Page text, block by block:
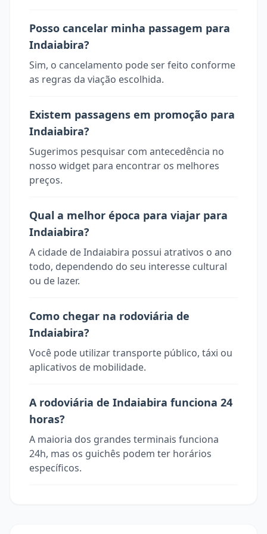
Posso cancelar minha passagem para
Indaiabira?
Sim, o cancelamento pode ser feito conforme
as regras da viação escolhida.
Existem passagens em promoção para
Indaiabira?
Sugerimos pesquisar com antecedência no
nosso widget para encontrar os melhores
preços.
Qual a melhor época para viajar para
Indaiabira?
A cidade de Indaiabira possui atrativos o ano
todo, dependendo do seu interesse cultural
ou de lazer.
Como chegar na rodoviária de
Indaiabira?
Você pode utilizar transporte público, táxi ou
aplicativos de mobilidade.
A rodoviária de Indaiabira funciona 24
horas?
A maioria dos grandes terminais funciona
24h, mas os guichês podem ter horários
específicos.